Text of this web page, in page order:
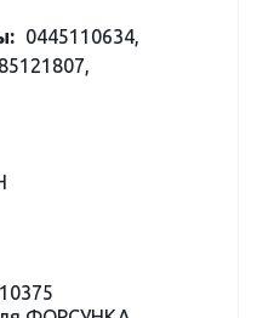
0445110634,